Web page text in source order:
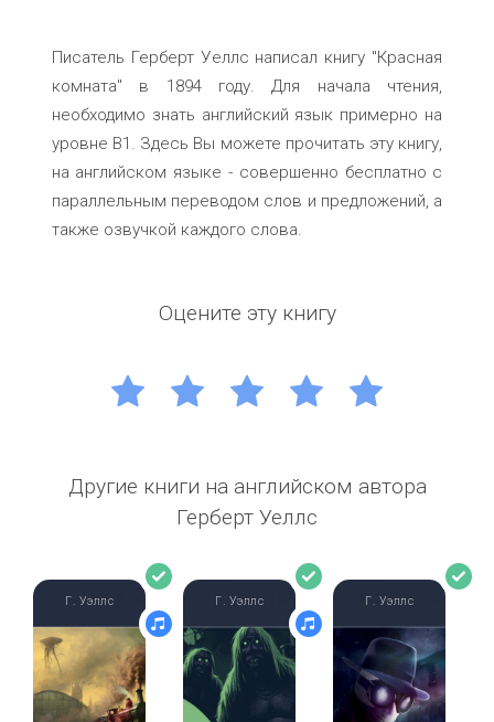
Писатель Герберт Уеллс написал книгу "Красная
комната" в 1894 году. Для начала чтения,
необходимо знать английский язык примерно на
уровне B1. Здесь Вы можете прочитать эту книгу,
на английском языке - совершенно бесплатно с
параллельным переводом слов и предложений, а
также озвучкой каждого слова.
Оцените эту книгу
Другие книги на английском автора
Герберт Уеллс
Г. Уэллс Г. Уэллс Г. Уэллс